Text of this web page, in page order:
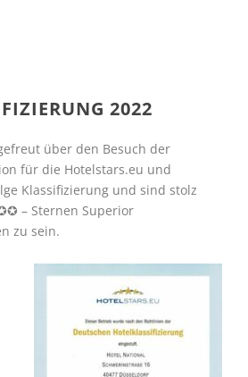
2022
über den Besuch der
für die Hotelstars.eu und
Klassifizierung und sind stolz
– Sternen Superior
zu sein.